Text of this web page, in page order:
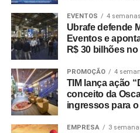
EVENTOS 4
Ubrafe defende
Eventos e
R$ 30 bilhões
PROMOÇÃO 4
TIM lança ação
conceito da
ingressos para
EMPRESA 3